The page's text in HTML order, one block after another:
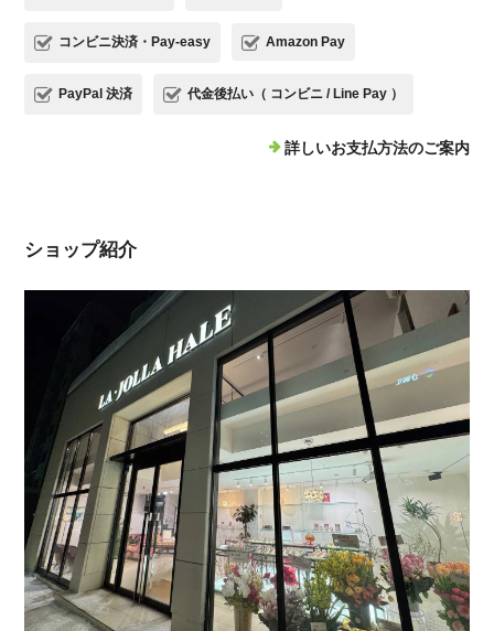
コンビニ決済・Pay-easy Amazon Pay
PayPal 決済 代金後払い（ コンビニ / Line Pay ）
詳しいお支払方法のご案内
ショップ紹介